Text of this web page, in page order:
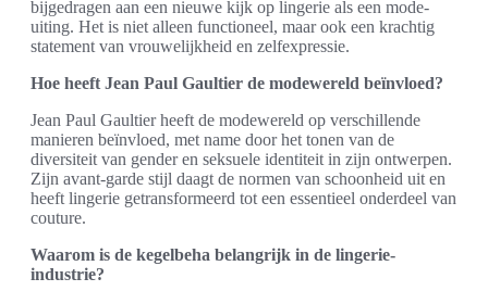
bijgedragen aan een nieuwe kijk op lingerie als een mode-
uiting. Het is niet alleen functioneel, maar ook een krachtig
statement van vrouwelijkheid en zelfexpressie.
Hoe heeft Jean Paul Gaultier de modewereld beïnvloed?
Jean Paul Gaultier heeft de modewereld op verschillende
manieren beïnvloed, met name door het tonen van de
diversiteit van gender en seksuele identiteit in zijn ontwerpen.
Zijn avant-garde stijl daagt de normen van schoonheid uit en
heeft lingerie getransformeerd tot een essentieel onderdeel van
couture.
Waarom is de kegelbeha belangrijk in de lingerie-
industrie?